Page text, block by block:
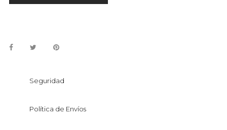
Seguridad
Política de Envíos